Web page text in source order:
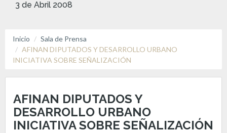
3 de Abril 2008
Inicio
Sala de Prensa
AFINAN DIPUTADOS Y DESARROLLO URBANO
INICIATIVA SOBRE SEÑALIZACIÓN
AFINAN DIPUTADOS Y
DESARROLLO URBANO
INICIATIVA SOBRE SEÑALIZACIÓN